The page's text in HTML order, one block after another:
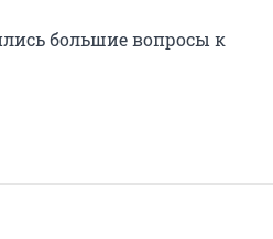
большие вопросы к